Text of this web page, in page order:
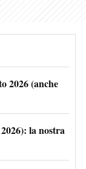
2026 (anche
la nostra